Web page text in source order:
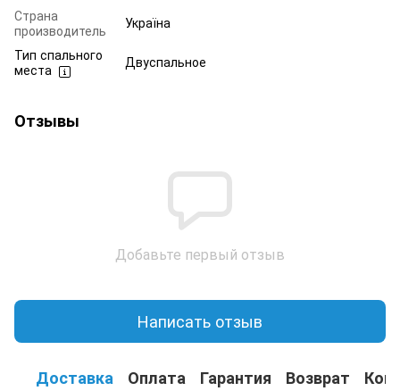
Страна
производитель
Україна
Тип спального
места
Двуспальное
Отзывы
Добавьте первый отзыв
Написать отзыв
Доставка Оплата Гарантия Возврат